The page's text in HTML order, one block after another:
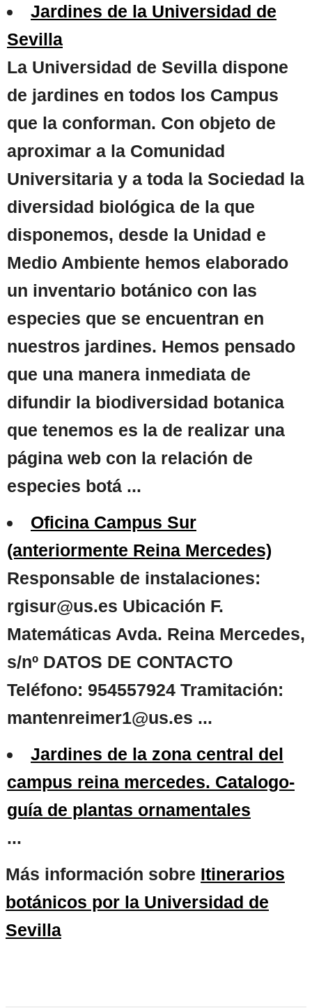
Jardines de la Universidad de
Sevilla
La Universidad de Sevilla dispone
de jardines en todos los Campus
que la conforman. Con objeto de
aproximar a la Comunidad
Universitaria y a toda la Sociedad la
diversidad biológica de la que
disponemos, desde la Unidad e
Medio Ambiente hemos elaborado
un inventario botánico con las
especies que se encuentran en
nuestros jardines. Hemos pensado
que una manera inmediata de
difundir la biodiversidad botanica
que tenemos es la de realizar una
página web con la relación de
especies botá ...
Oficina Campus Sur
(anteriormente Reina Mercedes)
Responsable de instalaciones:
rgisur@us.es Ubicación F.
Matemáticas Avda. Reina Mercedes,
s/nº DATOS DE CONTACTO
Teléfono: 954557924 Tramitación:
mantenreimer1@us.es ...
Jardines de la zona central del
campus reina mercedes. Catalogo-
guía de plantas ornamentales
...
Más información sobre Itinerarios
botánicos por la Universidad de
Sevilla